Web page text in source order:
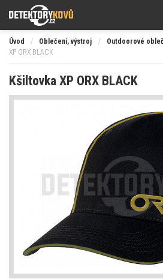
Úvod / Oblečení, výstroj / Outdoorové
XP ORX BLACK
Kšiltovka XP ORX BLACK